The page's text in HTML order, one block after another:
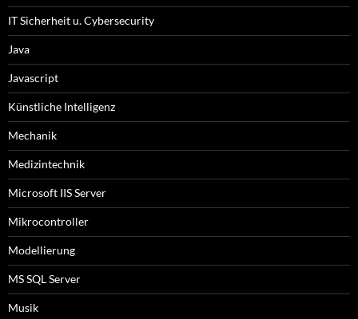
IT Sicherheit u. Cybersecurity
Java
Javascript
Künstliche Intelligenz
Mechanik
Medizintechnik
Microsoft IIS Server
Mikrocontroller
Modellierung
MS SQL Server
Musik